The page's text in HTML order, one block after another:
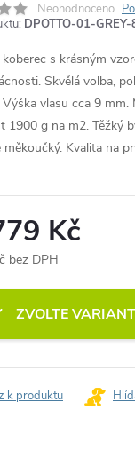
Neohodnoceno
DPOTTO-01-
s krásným
Skvělá volba,
Výška vlasu cca 9
1900 g na m2. Těžký
měkoučký. Kvalita na
Kč
bez DPH
ZVOLTE
k produktu